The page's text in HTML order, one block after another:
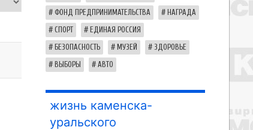
ФОНД ПРЕДПРИНИМАТЕЛЬСТВА НАГРАДА
СПОРТ ЕДИНАЯ РОССИЯ
БЕЗОПАСНОСТЬ МУЗЕЙ ЗДОРОВЬЕ
ВЫБОРЫ АВТО
жизнь каменска-
уральского